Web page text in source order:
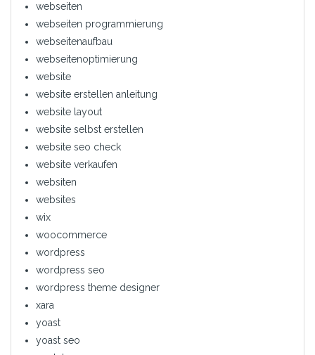
webseiten
webseiten programmierung
webseitenaufbau
webseitenoptimierung
website
website erstellen anleitung
website layout
website selbst erstellen
website seo check
website verkaufen
websiten
websites
wix
woocommerce
wordpress
wordpress seo
wordpress theme designer
xara
yoast
yoast seo